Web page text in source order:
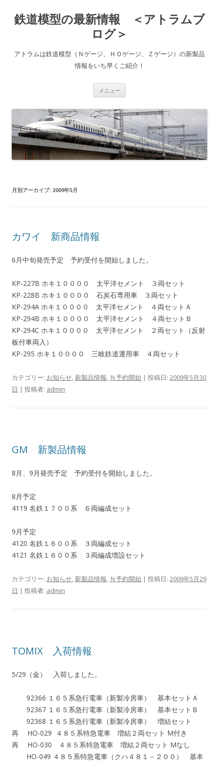
鉄道模型の最新情報 ＜アトラムブ
ログ＞
アトラムは鉄道模型（Ｎゲージ、ＨＯゲージ、Ｚゲージ）の新製品
情報をいち早くご紹介！
メニュー
ン
ツ
へ
ス
キ
ッ
プ
月別アーカイブ: 2009年5月
カワイ 新商品情報
6月中旬発売予定 予約受付を開始しました。
KP-227B ホキ１００００ 太平洋セメント ３両セット
KP-228B ホキ１００００ 石炭石専用車 ３両セット
KP-294A ホキ１００００ 太平洋セメント ４両セットＡ
KP-294B ホキ１００００ 太平洋セメント ４両セットＢ
KP-294C ホキ１００００ 太平洋セメント ２両セット（反射
板付車両入）
KP-295 ホキ１００００ 三岐鉄道運用車 ４両セット
カテゴリー: お知らせ, 新製品情報, Ｎ予約開始 | 投稿日: 2009年5月30
日 | 投稿者: admin
GM 新製品情報
8月、9月発売予定 予約受付を開始しました。
8月予定
4119 名鉄１７００系 ６両編成セット
9月予定
4120 名鉄１６００系 ３両編成セット
4121 名鉄１６００系 ３両編成増設セット
カテゴリー: お知らせ, 新製品情報, Ｎ予約開始 | 投稿日: 2009年5月29
日 | 投稿者: admin
TOMIX 入荷情報
5/29（金） 入荷しました。
92366 １６５系急行電車（新製冷房車） 基本セットＡ
92367 １６５系急行電車（新製冷房車） 基本セットＢ
92368 １６５系急行電車（新製冷房車） 増結セット
再 HO-029 ４８５系特急電車 増結２両セット M付き
再 HO-030 ４８５系特急電車 増結２両セット Mなし
HO-049 ４８５系特急電車（クハ４８１－２００） 基本